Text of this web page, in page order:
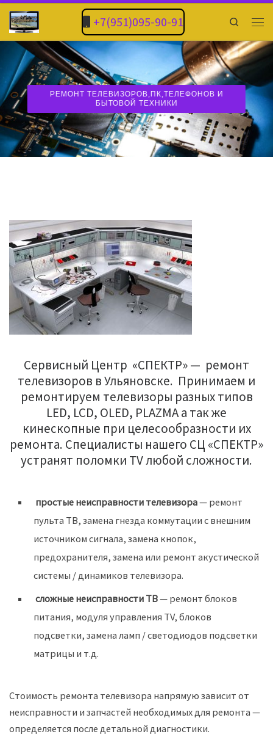
+7(951)095-90-91 Search
Сервисный Центр «СПЕКТР» — ремонт
телевизоров в Ульяновске. Принимаем и
ремонтируем телевизоры разных типов
LED, LCD, OLED, PLAZMA а так же
кинескопные при целесообразности их
ремонта. Специалисты нашего СЦ «СПЕКТР»
устранят поломки TV любой сложности.
простые неисправности телевизора— ремонт
пульта ТВ, замена гнезда коммутации с внешним
источником сигнала, замена кнопок,
предохранителя, замена или ремонт акустической
системы / динамиков телевизора.
сложные неисправности ТВ— ремонт блоков
питания, модуля управления TV, блоков
подсветки, замена ламп / светодиодов подсветки
матрицы и т.д.
Стоимость ремонта телевизора напрямую зависит от
неисправности и запчастей необходимых для ремонта —
определяется после детальной диагностики.